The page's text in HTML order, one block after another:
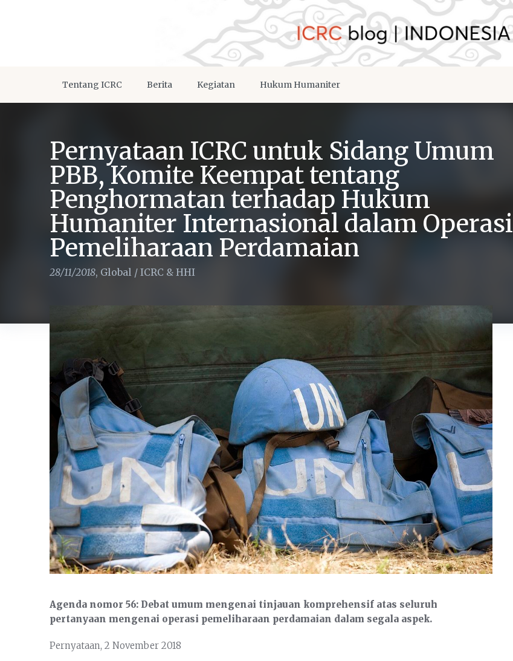
Tentang ICRC Berita Kegiatan Hukum Humaniter
Pernyataan ICRC untuk Sidang Umum
PBB, Komite Keempat tentang
Penghormatan terhadap Hukum
Humaniter Internasional dalam Operasi
Pemeliharaan Perdamaian
28/11/2018, Global / ICRC & HHI
Agenda nomor 56: Debat umum mengenai tinjauan komprehensif atas seluruh
pertanyaan mengenai operasi pemeliharaan perdamaian dalam segala aspek.
Pernyataan, 2 November 2018